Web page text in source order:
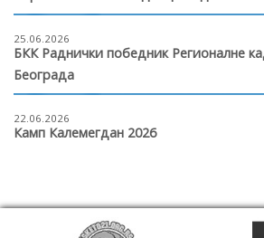
25.06.2026
БКК Раднички победник Регионалне
Београда
22.06.2026
Камп Калемегдан 2026